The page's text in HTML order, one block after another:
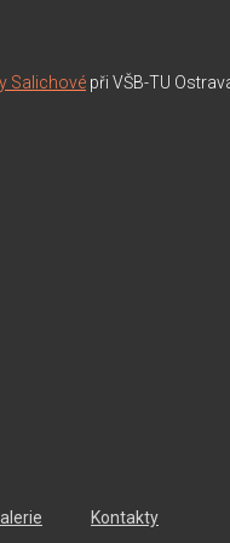
Salichové při VŠB-TU
Kontakty